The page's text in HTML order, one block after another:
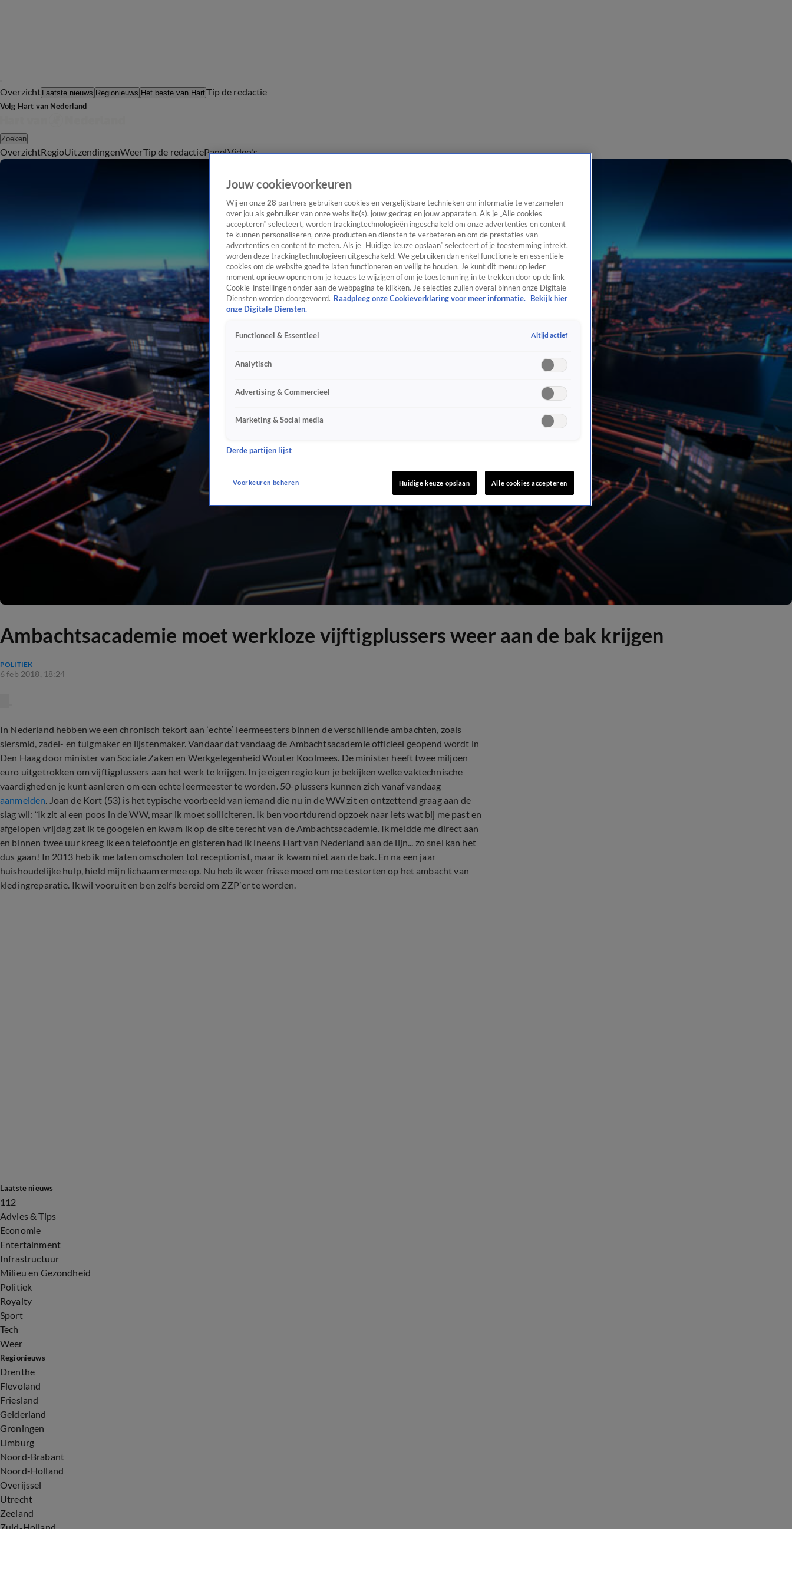
Overzicht Laatste nieuws Regionieuws Het beste van HartTip de redactie
Volg Hart van Nederland
Zoeken
OverzichtRegioUitzendingenWeerTip de redactiePanelVideo's
Ambachtsacademie moet werkloze vijftigplussers weer aan de bak krijgen
POLITIEK
6 feb 2018, 18:24
In Nederland hebben we een chronisch tekort aan ‘echte’ leermeesters binnen de verschillende ambachten, zoals
siersmid, zadel- en tuigmaker en lijstenmaker. Vandaar dat vandaag de Ambachtsacademie officieel geopend wordt in
Den Haag door minister van Sociale Zaken en Werkgelegenheid Wouter Koolmees. De minister heeft twee miljoen
euro uitgetrokken om vijftigplussers aan het werk te krijgen. In je eigen regio kun je bekijken welke vaktechnische
vaardigheden je kunt aanleren om een echte leermeester te worden. 50-plussers kunnen zich vanaf vandaag
aanmelden. Joan de Kort (53) is het typische voorbeeld van iemand die nu in de WW zit en ontzettend graag aan de
slag wil: “Ik zit al een poos in de WW, maar ik moet solliciteren. Ik ben voortdurend opzoek naar iets wat bij me past en
afgelopen vrijdag zat ik te googelen en kwam ik op de site terecht van de Ambachtsacademie. Ik meldde me direct aan
en binnen twee uur kreeg ik een telefoontje en gisteren had ik ineens Hart van Nederland aan de lijn... zo snel kan het
dus gaan! In 2013 heb ik me laten omscholen tot receptionist, maar ik kwam niet aan de bak. En na een jaar
huishoudelijke hulp, hield mijn lichaam ermee op. Nu heb ik weer frisse moed om me te storten op het ambacht van
kledingreparatie. Ik wil vooruit en ben zelfs bereid om ZZP’er te worden.
Laatste nieuws
112
Advies & Tips
Economie
Entertainment
Infrastructuur
Milieu en Gezondheid
Politiek
Royalty
Sport
Tech
Weer
Regionieuws
Drenthe
Flevoland
Friesland
Gelderland
Groningen
Limburg
Noord-Brabant
Noord-Holland
Overijssel
Utrecht
Zeeland
Zuid-Holland
Jouw cookievoorkeuren
Wij en onze 28 partners gebruiken cookies en vergelijkbare technieken om informatie te verzamelen
over jou als gebruiker van onze website(s), jouw gedrag en jouw apparaten. Als je „Alle cookies
accepteren” selecteert, worden trackingtechnologieën ingeschakeld om onze advertenties en content
te kunnen personaliseren, onze producten en diensten te verbeteren en om de prestaties van
advertenties en content te meten. Als je „Huidige keuze opslaan” selecteert of je toestemming intrekt,
worden deze trackingtechnologieën uitgeschakeld. We gebruiken dan enkel functionele en essentiële
cookies om de website goed te laten functioneren en veilig te houden. Je kunt dit menu op ieder
moment opnieuw openen om je keuzes te wijzigen of om je toestemming in te trekken door op de link
Cookie-instellingen onder aan de webpagina te klikken. Je selecties zullen overal binnen onze Digitale
Diensten worden doorgevoerd. Raadpleeg onze Cookieverklaring voor meer informatie.
Bekijk hier
onze Digitale Diensten.
Functioneel & Essentieel Altijd actief
Analytisch
Advertising & Commercieel
Marketing & Social media
Derde partijen lijst
Voorkeuren beheren Huidige keuze opslaan Alle cookies accepteren